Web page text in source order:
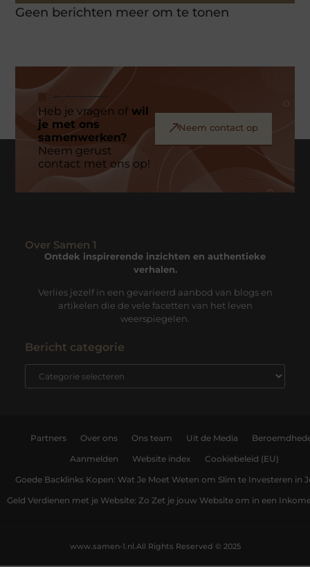
Geen berichten meer om te tonen
Heb je vragen ofwil
je met ons
samenwerken?
Neem gerust
contact met ons op!
Neem contact op
Over Samen 1
Ontdek inspirerende inzichten en authentieke
verhalen.
Verlies jezelf in een gevarieerd aanbod van blogs en
artikelen die de vele facetten van het leven
weerspiegelen.
Bericht categorie
Partners Over ons Ons team Uit de Media
Aanmelden Website index Cookiebeleid (EU)
Goede Backlinks Kopen: Wat Je Moet Weten om Slim te Investeren in
Geld Verdienen met je Website: Zo Zet je jouw Website om in een
All Rights Reserved © 2025
www.samen-1.nl.